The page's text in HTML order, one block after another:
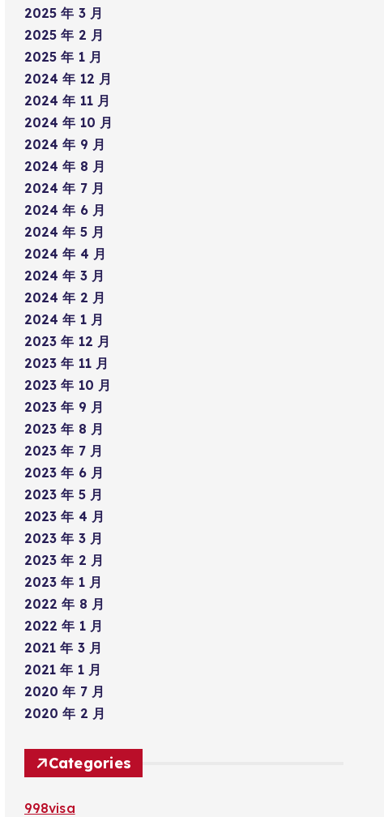
2025 年 3 月
2025 年 2 月
2025 年 1 月
2024 年 12 月
2024 年 11 月
2024 年 10 月
2024 年 9 月
2024 年 8 月
2024 年 7 月
2024 年 6 月
2024 年 5 月
2024 年 4 月
2024 年 3 月
2024 年 2 月
2024 年 1 月
2023 年 12 月
2023 年 11 月
2023 年 10 月
2023 年 9 月
2023 年 8 月
2023 年 7 月
2023 年 6 月
2023 年 5 月
2023 年 4 月
2023 年 3 月
2023 年 2 月
2023 年 1 月
2022 年 8 月
2022 年 1 月
2021 年 3 月
2021 年 1 月
2020 年 7 月
2020 年 2 月
Categories
998visa